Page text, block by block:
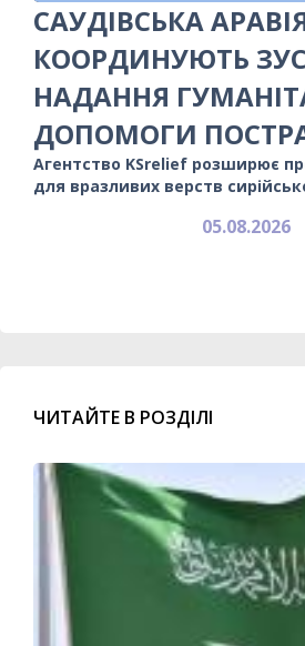
САУДІВСЬКА
КООРДИНУЮТЬ
НАДАННЯ
ДОПОМОГИ
Агентство KSrelief розширює
для вразливих верств
05.08.2026
ЧИТАЙТЕ В РОЗДІЛІ